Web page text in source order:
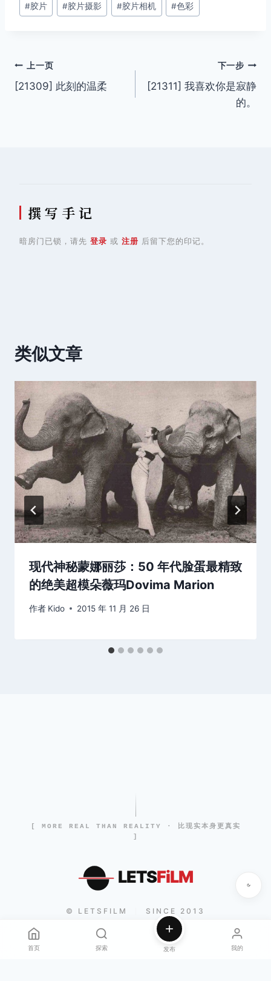
标
#胶片 #胶片摄影 #胶片相机 #色彩
文
章
上一页
[21309] 此刻的温柔
下一步
[21311] 我喜欢你是寂静
的。
撰 写 手 记
暗房门已锁，请先 登录 或 注册 后留下您的印记。
类似文章
现代神秘蒙娜丽莎：50 年代脸蛋最精致
的绝美超模朵薇玛Dovima Marion
作者 Kido 2015 年 11 月 26 日
[ MORE REAL THAN REALITY · 比现实本身更真实
]
LETSFiLM
© LETSFILM SINCE 2013
首页 探索 发布 我的